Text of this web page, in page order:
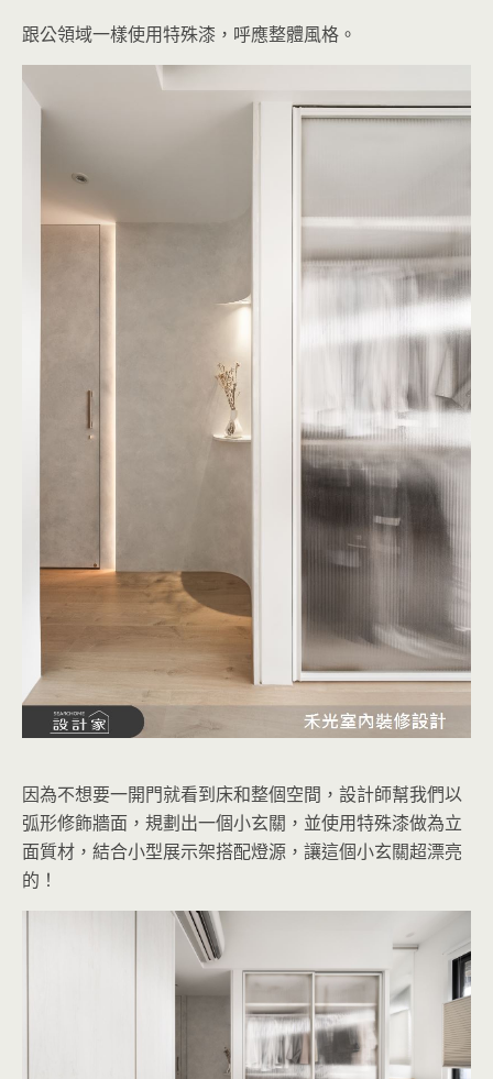
跟公領域一樣使用特殊漆，呼應整體風格。
因為不想要一開門就看到床和整個空間，設計師幫我們以
弧形修飾牆面，規劃出一個小玄關，並使用特殊漆做為立
面質材，結合小型展示架搭配燈源，讓這個小玄關超漂亮
的！